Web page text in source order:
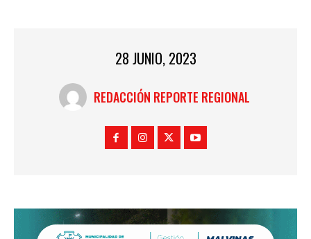
28 JUNIO, 2023
REDACCIÓN REPORTE REGIONAL